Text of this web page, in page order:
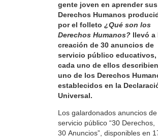
gente joven en aprender sus
Derechos Humanos
por el folleto ¿Qué son los
Derechos Humanos? llevó a
creación de 30 anuncios de
servicio público educativos,
cada uno de ellos
uno de los Derechos
establecidos en la
Universal.
Los galardonados anuncios de
servicio público “30 Derechos,
30 Anuncios”, disponibles en